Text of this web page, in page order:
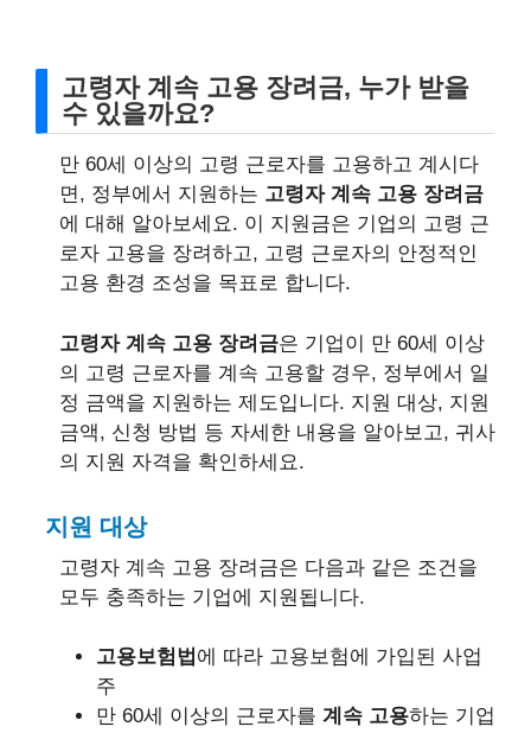
고령자 계속 고용 장려금, 누가 받을
수 있을까요?
만 60세 이상의 고령 근로자를 고용하고 계시다
면, 정부에서 지원하는 고령자 계속 고용 장려금
에 대해 알아보세요. 이 지원금은 기업의 고령 근
로자 고용을 장려하고, 고령 근로자의 안정적인
고용 환경 조성을 목표로 합니다.
고령자 계속 고용 장려금은 기업이 만 60세 이상
의 고령 근로자를 계속 고용할 경우, 정부에서 일
정 금액을 지원하는 제도입니다. 지원 대상, 지원
금액, 신청 방법 등 자세한 내용을 알아보고, 귀사
의 지원 자격을 확인하세요.
지원 대상
고령자 계속 고용 장려금은 다음과 같은 조건을
모두 충족하는 기업에 지원됩니다.
고용보험법 에 따라 고용보험에 가입된 사업
주
만 60세 이상의 근로자를 계속 고용하는 기업